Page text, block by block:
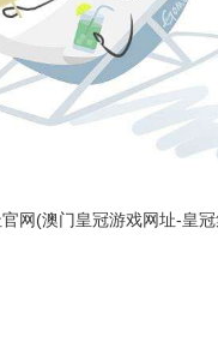
网(澳门皇冠游戏网址-皇